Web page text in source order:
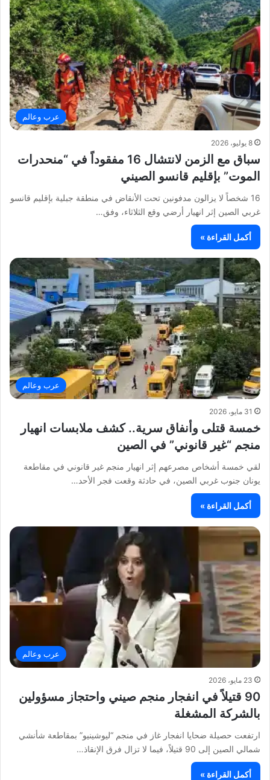
عرب وعالم
8 يوليو، 2026
سباق مع الزمن لانتشال 16 مفقوداً في “منحدرات
الموت” بإقليم قانسو الصيني
16 شخصاً لا يزالون مدفونين تحت الأنقاض في منطقة جبلية بإقليم قانسو
غربي الصين إثر انهيار أرضي وقع الثلاثاء، وفق…
أكمل القراءة »
عرب وعالم
31 مايو، 2026
خمسة قتلى وأنفاق سرية.. كشف ملابسات انهيار
منجم “غير قانوني” في الصين
لقي خمسة أشخاص مصرعهم إثر انهيار منجم غير قانوني في مقاطعة
يونان جنوب غربي الصين، في حادثة وقعت فجر الأحد…
أكمل القراءة »
عرب وعالم
23 مايو، 2026
90 قتيلاً في انفجار منجم صيني واحتجاز مسؤولين
بالشركة المشغلة
ارتفعت حصيلة ضحايا انفجار غاز في منجم “ليوشينيو” بمقاطعة شأنشي
شمالي الصين إلى 90 قتيلاً، فيما لا تزال فرق الإنقاذ…
أكمل القراءة »